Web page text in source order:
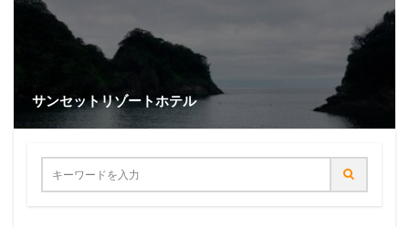
サンセットリゾートホテル